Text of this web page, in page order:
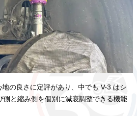
の良さに定評があり、中でも V-3 はシ
側と縮み側を個別に減衰調整できる機能